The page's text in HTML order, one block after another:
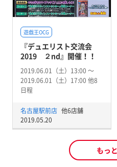
遊戯王OCG
『デュエリスト交流会
2019 ２nd』開催！！
2019.06.01（土）13:00 〜
2019.06.01（土）17:00 他8
日程
名古屋駅前店 他6店舗
2019.05.20
もっ